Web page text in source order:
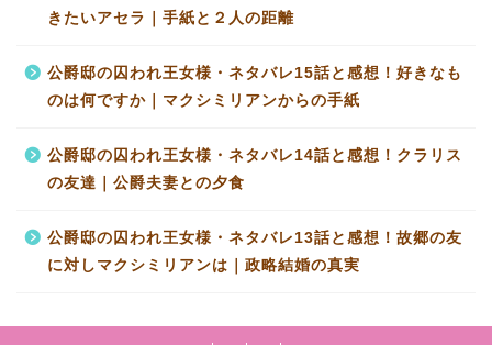
きたいアセラ｜手紙と２人の距離
公爵邸の囚われ王女様・ネタバレ15話と感想！好きなも
のは何ですか｜マクシミリアンからの手紙
公爵邸の囚われ王女様・ネタバレ14話と感想！クラリス
の友達｜公爵夫妻との夕食
公爵邸の囚われ王女様・ネタバレ13話と感想！故郷の友
に対しマクシミリアンは｜政略結婚の真実